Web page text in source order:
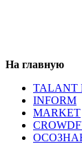
На главную
TALANT
INFORM
MARKET